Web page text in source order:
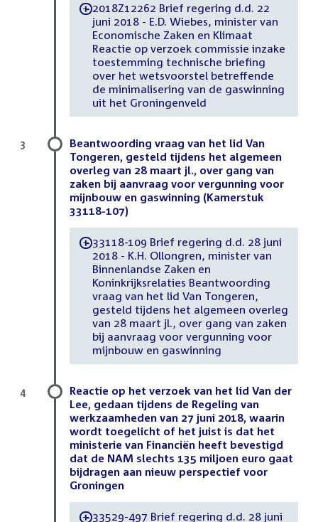
-2018Z12262 Brief regering d.d. 22
juni 2018 - E.D. Wiebes, minister van
Economische Zaken en Klimaat
Reactie op verzoek commissie inzake
toestemming technische briefing
over het wetsvoorstel betreffende
de minimalisering van de gaswinning
uit het Groningenveld
Beantwoording vraag van het lid Van
Tongeren, gesteld tijdens het algemeen
overleg van 28 maart jl., over gang van
zaken bij aanvraag voor vergunning voor
mijnbouw en gaswinning (Kamerstuk
33118-107)
-33118-109 Brief regering d.d. 28 juni
2018 - K.H. Ollongren, minister van
Binnenlandse Zaken en
Koninkrijksrelaties Beantwoording
vraag van het lid Van Tongeren,
gesteld tijdens het algemeen overleg
van 28 maart jl., over gang van zaken
bij aanvraag voor vergunning voor
mijnbouw en gaswinning
3
Reactie op het verzoek van het lid Van der
Lee, gedaan tijdens de Regeling van
werkzaamheden van 27 juni 2018, waarin
wordt toegelicht of het juist is dat het
ministerie van Financiën heeft bevestigd
dat de NAM slechts 135 miljoen euro gaat
bijdragen aan nieuw perspectief voor
Groningen
-33529-497 Brief regering d.d. 28 juni
4